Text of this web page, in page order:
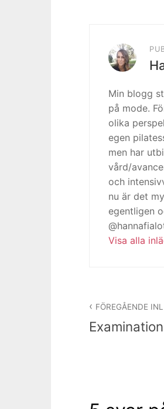
Min blogg
på mode.
olika
egen
men har
vård/
och
nu är det
egentligen
Visa alla
FÖREGÅENDE